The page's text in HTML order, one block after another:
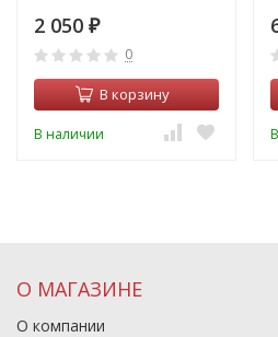
2 050 ₽
0
В корзину
В наличии
О МАГАЗИНЕ
О компании